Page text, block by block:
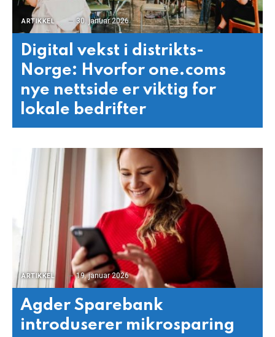
ARTIKKEL 30. januar 2026
Digital vekst i distrikts-
Norge: Hvorfor one.coms
nye nettside er viktig for
lokale bedrifter
ARTIKKEL 19. januar 2026
Agder Sparebank
introduserer mikrosparing